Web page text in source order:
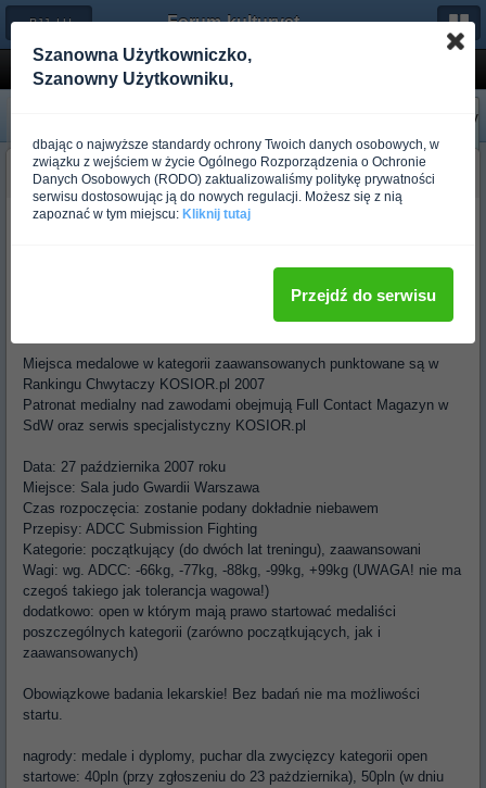
← BJJ, LUTA LIVRE, SAMBO Forum-kulturystyka.pl
Otwarty Turniej Submission Fighting 'Zbysz...
Poprzedni
Następny
»
budo_brat pit
Ponad rok temu
Klub MMA Warszawa zaprasza wszystkie kluby grapplingowe na
im. Stanisława Cyganiewicza (więcej o patronie turnieju tutaj:[link
widoczny dla zalogowanych Użytkowników])
Miejsca medalowe w kategorii zaawansowanych punktowane są w
Rankingu Chwytaczy KOSIOR.pl 2007
Patronat medialny nad zawodami obejmują Full Contact Magazyn w
SdW oraz serwis specjalistyczny KOSIOR.pl
Data: 27 października 2007 roku
Miejsce: Sala judo Gwardii Warszawa
Czas rozpoczęcia: zostanie podany dokładnie niebawem
Przepisy: ADCC Submission Fighting
Kategorie: początkujący (do dwóch lat treningu), zaawansowani
Wagi: wg. ADCC: -66kg, -77kg, -88kg, -99kg, +99kg (UWAGA! nie ma
czegoś takiego jak tolerancja wagowa!)
dodatkowo: open w którym mają prawo startować medaliści
poszczególnych kategorii (zarówno początkujących, jak i
zaawansowanych)
Obowiązkowe badania lekarskie! Bez badań nie ma możliwości
startu.
nagrody: medale i dyplomy, puchar dla zwycięzcy kategorii open
startowe: 40pln (przy zgłoszeniu do 23 pażdziernika), 50pln (w dniu
Szanowna Użytkowniczko,
Szanowny Użytkowniku,
dbając o najwyższe standardy ochrony Twoich danych osobowych, w
związku z wejściem w życie Ogólnego Rozporządzenia o Ochronie
Danych Osobowych (RODO) zaktualizowaliśmy politykę prywatności
serwisu dostosowując ją do nowych regulacji. Możesz się z nią
zapoznać w tym miejscu: Kliknij tutaj
Przejdź do serwisu